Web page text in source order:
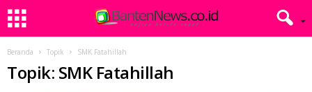
Beranda Topik SMK Fatahillah
Topik: SMK Fatahillah